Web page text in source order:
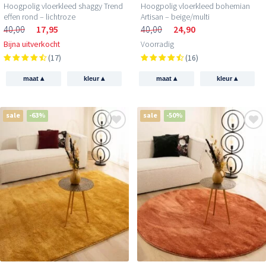
Hoogpolig vloerkleed shaggy Trend
effen rond – lichtroze
40,00 17,95
Bijna uitverkocht
(17)
maat ▴ kleur▴
Hoogpolig vloerkleed bohemian
Artisan – beige/multi
40,00 24,90
Voorradig
(16)
maat ▴ kleur▴
sale -63% sale -50%